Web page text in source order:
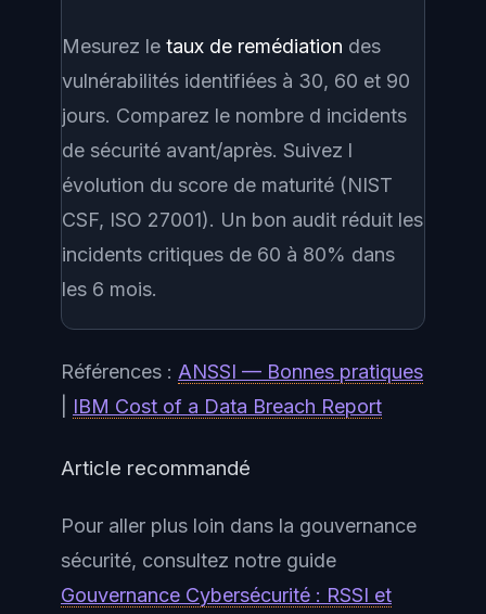
Mesurez le taux de remédiation des
vulnérabilités identifiées à 30, 60 et 90
jours. Comparez le nombre d incidents
de sécurité avant/après. Suivez l
évolution du score de maturité (NIST
CSF, ISO 27001). Un bon audit réduit les
incidents critiques de 60 à 80% dans
les 6 mois.
Références : ANSSI — Bonnes pratiques
IBM Cost of a Data Breach Report
Article recommandé
Pour aller plus loin dans la gouvernance
sécurité, consultez notre guide
Gouvernance Cybersécurité : RSSI et